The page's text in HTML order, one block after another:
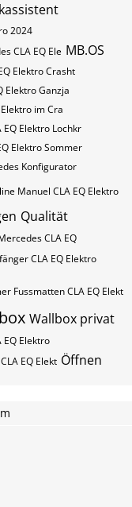
2024
CLA EQ Ele MB.OS
Elektro Crasht
Elektro Ganzja
im Cra
EQ Elektro Lochkr
Elektro Sommer
Konfigurator
Manuel CLA EQ Elektro
Qualität
CLA EQ
CLA EQ Elektro
Fussmatten CLA EQ Elekt
Wallbox privat
EQ Elektro
EQ Elekt Öffnen